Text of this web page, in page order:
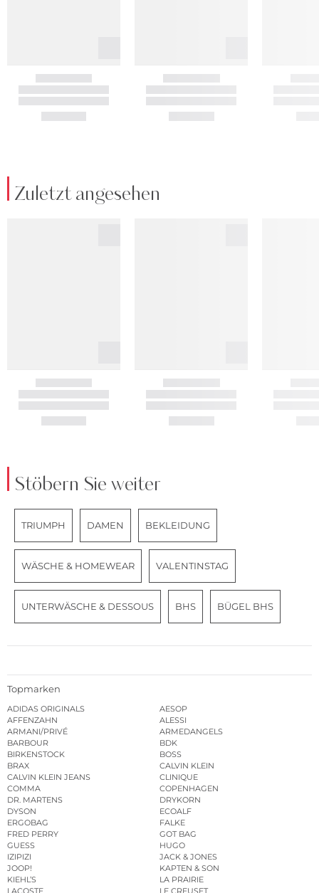
Zuletzt angesehen
Stöbern Sie weiter
TRIUMPH DAMEN BEKLEIDUNG
WÄSCHE & HOMEWEAR VALENTINSTAG
UNTERWÄSCHE & DESSOUS BHS BÜGEL BHS
Topmarken
ADIDAS ORIGINALS
AESOP
AFFENZAHN
ALESSI
ARMANI/PRIVÉ
ARMEDANGELS
BARBOUR
BDK
BIRKENSTOCK
BOSS
BRAX
CALVIN KLEIN
CALVIN KLEIN JEANS
CLINIQUE
COMMA
COPENHAGEN
DR. MARTENS
DRYKORN
DYSON
ECOALF
ERGOBAG
FALKE
FRED PERRY
GOT BAG
GUESS
HUGO
IZIPIZI
JACK & JONES
JOOP!
KAPTEN & SON
KIEHL’S
LA PRAIRIE
LACOSTE
LE CREUSET